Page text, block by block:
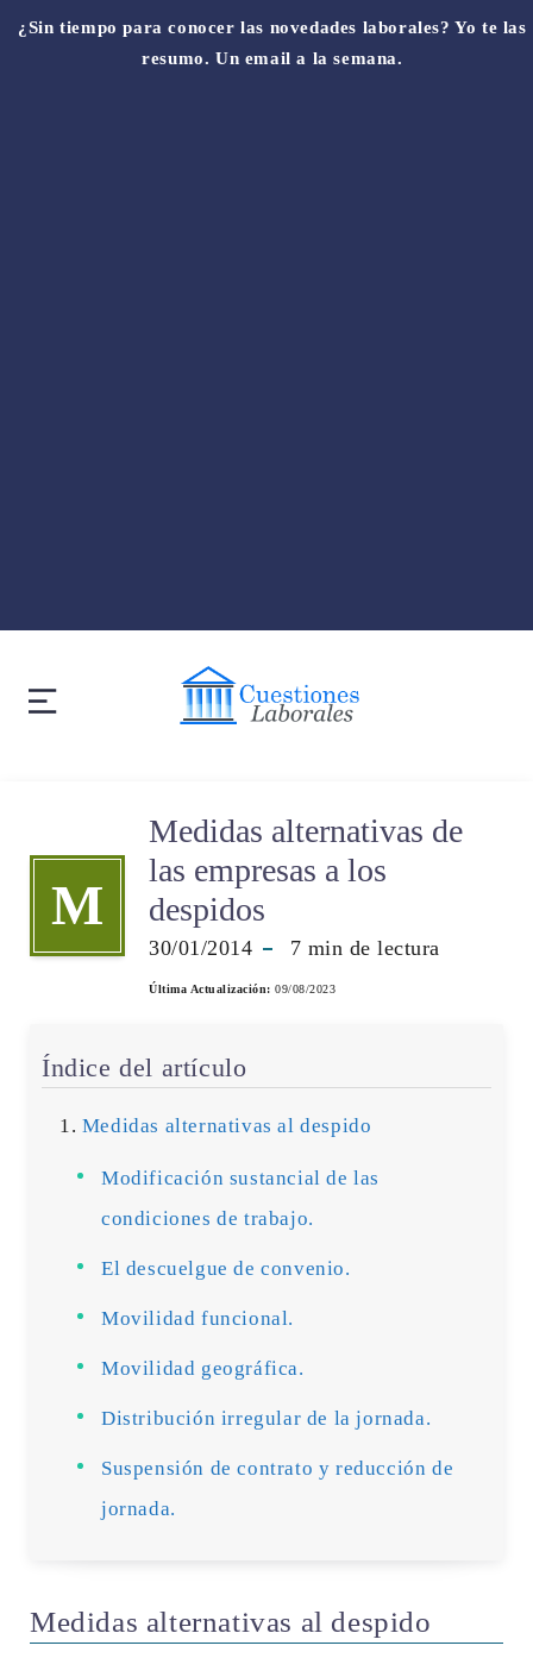
¿Sin tiempo para conocer las novedades laborales? Yo te las
resumo. Un email a la semana.
M
Medidas alternativas de
las empresas a los
despidos
30/01/2014 7 min de lectura
Última Actualización: 09/08/2023
Índice del artículo
Medidas alternativas al despido
Modificación sustancial de las
condiciones de trabajo.
El descuelgue de convenio.
Movilidad funcional.
Movilidad geográfica.
Distribución irregular de la jornada.
Suspensión de contrato y reducción de
jornada.
Medidas alternativas al despido